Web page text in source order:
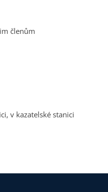
členům
v kazatelské stanici